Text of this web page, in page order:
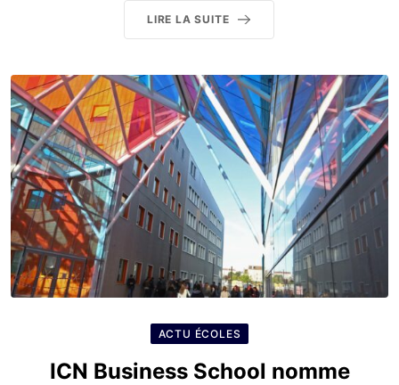
LIRE LA SUITE
ACTU ÉCOLES
ICN Business School nomme